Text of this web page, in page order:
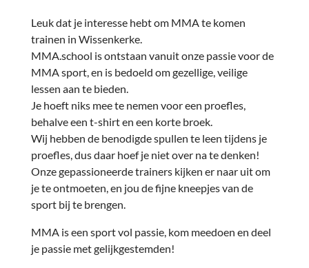
Leuk dat je interesse hebt om MMA te komen
trainen in Wissenkerke.
MMA.school is ontstaan vanuit onze passie voor de
MMA sport, en is bedoeld om gezellige, veilige
lessen aan te bieden.
Je hoeft niks mee te nemen voor een proefles,
behalve een t-shirt en een korte broek.
Wij hebben de benodigde spullen te leen tijdens je
proefles, dus daar hoef je niet over na te denken!
Onze gepassioneerde trainers kijken er naar uit om
je te ontmoeten, en jou de fijne kneepjes van de
sport bij te brengen.
MMA is een sport vol passie, kom meedoen en deel
je passie met gelijkgestemden!